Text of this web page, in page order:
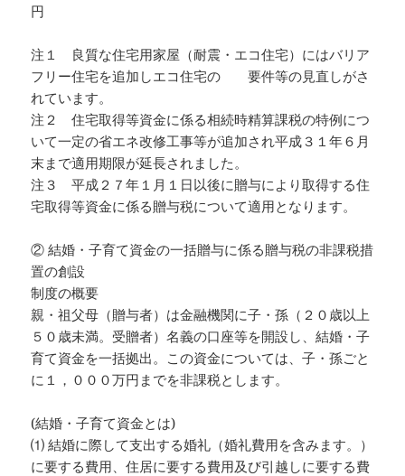
円
注１ 良質な住宅用家屋（耐震・エコ住宅）にはバリア
フリー住宅を追加しエコ住宅の 要件等の見直しがさ
れています。
注２ 住宅取得等資金に係る相続時精算課税の特例につ
いて一定の省エネ改修工事等が追加され平成３１年６月
末まで適用期限が延長されました。
注３ 平成２７年１月１日以後に贈与により取得する住
宅取得等資金に係る贈与税について適用となります。
② 結婚・子育て資金の一括贈与に係る贈与税の非課税措
置の創設
制度の概要
親・祖父母（贈与者）は金融機関に子・孫（２０歳以上
５０歳未満。受贈者）名義の口座等を開設し、結婚・子
育て資金を一括拠出。この資金については、子・孫ごと
に１，０００万円までを非課税とします。
(結婚・子育て資金とは)
⑴ 結婚に際して支出する婚礼（婚礼費用を含みます。）
に要する費用、住居に要する費用及び引越しに要する費